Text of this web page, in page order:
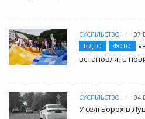
СУСПІЛЬСТВО
07
ВІДЕО
ФОТО
встановлять
СУСПІЛЬСТВО 04
У селі Борохів